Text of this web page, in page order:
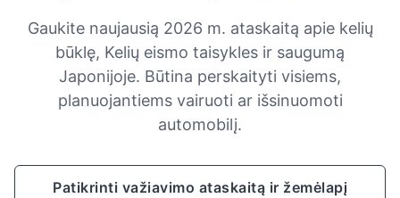
Gaukite naujausią 2026 m. ataskaitą apie kelių
būklę, Kelių eismo taisykles ir saugumą
Japonijoje. Būtina perskaityti visiems,
planuojantiems vairuoti ar išsinuomoti
automobilį.
Patikrinti važiavimo ataskaitą ir žemėlapį